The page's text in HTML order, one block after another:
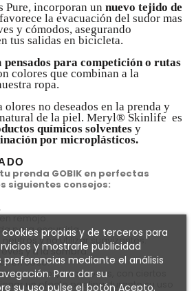
Pure, incorporan un nuevo tejido de
la evacuación del sudor mas
y cómodos, asegurando
tus salidas en bicicleta.
pensados para competición o rutas
colores que combinan a la
ropa.
no deseados en la prenda y
de la piel. Meryl® Skinlife es
químicos solventes y
por microplásticos.
prenda GOBIK en perfectas
siguientes consejos:
remojo.
para escurrirla.
y no utilizar suavizantes.
y a la sombra.
en seco.
velcros, accesorios, con ciertos
un efecto peeling durante su uso
propias y de terceros para
y mostrarle publicidad
mediante el análisis
Para dar su
su uso pulse el botón Acepto.